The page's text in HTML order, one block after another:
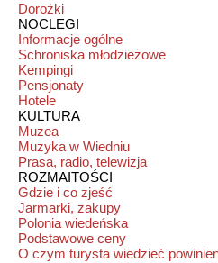
Dorożki
NOCLEGI
Informacje ogólne
Schroniska młodzieżowe
Kempingi
Pensjonaty
Hotele
KULTURA
Muzea
Muzyka w Wiedniu
Prasa, radio, telewizja
ROZMAITOŚCI
Gdzie i co zjeść
Jarmarki, zakupy
Polonia wiedeńska
Podstawowe ceny
O czym turysta wiedzieć